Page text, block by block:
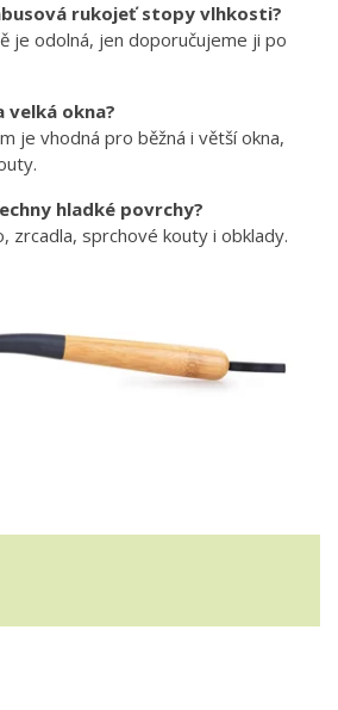
rukojeť stopy vlhkosti?
je odolná, jen doporučujeme ji po
velká okna?
je vhodná pro běžná i větší okna,
hladké povrchy?
zrcadla, sprchové kouty i obklady.